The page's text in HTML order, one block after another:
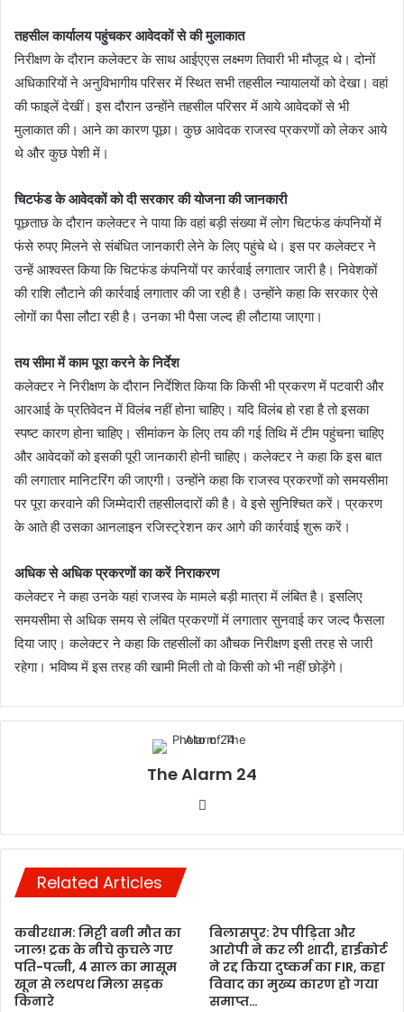
तहसील कार्यालय पहुंचकर आवेदकों से की मुलाकात
निरीक्षण के दौरान कलेक्टर के साथ आईएएस लक्ष्मण तिवारी भी मौजूद थे। दोनों
अधिकारियों ने अनुविभागीय परिसर में स्थित सभी तहसील न्यायालयों को देखा। वहां
की फाइलें देखीं। इस दौरान उन्होंने तहसील परिसर में आये आवेदकों से भी
मुलाकात की। आने का कारण पूछा। कुछ आवेदक राजस्व प्रकरणों को लेकर आये
थे और कुछ पेशी में।
चिटफंड के आवेदकों को दी सरकार की योजना की जानकारी
पूछताछ के दौरान कलेक्टर ने पाया कि वहां बड़ी संख्या में लोग चिटफंड कंपनियों में
फंसे रुपए मिलने से संबंधित जानकारी लेने के लिए पहुंचे थे। इस पर कलेक्टर ने
उन्हें आश्वस्त किया कि चिटफंड कंपनियों पर कार्रवाई लगातार जारी है। निवेशकों
की राशि लौटाने की कार्रवाई लगातार की जा रही है। उन्होंने कहा कि सरकार ऐसे
लोगों का पैसा लौटा रही है। उनका भी पैसा जल्द ही लौटाया जाएगा।
तय सीमा में काम पूरा करने के निर्देश
कलेक्टर ने निरीक्षण के दौरान निर्देशित किया कि किसी भी प्रकरण में पटवारी और
आरआई के प्रतिवेदन में विलंब नहीं होना चाहिए। यदि विलंब हो रहा है तो इसका
स्पष्ट कारण होना चाहिए। सीमांकन के लिए तय की गई तिथि में टीम पहुंचना चाहिए
और आवेदकों को इसकी पूरी जानकारी होनी चाहिए। कलेक्टर ने कहा कि इस बात
की लगातार मानिटरिंग की जाएगी। उन्होंने कहा कि राजस्व प्रकरणों को समयसीमा
पर पूरा करवाने की जिम्मेदारी तहसीलदारों की है। वे इसे सुनिश्चित करें। प्रकरण
के आते ही उसका आनलाइन रजिस्ट्रेशन कर आगे की कार्रवाई शुरू करें।
अधिक से अधिक प्रकरणों का करें निराकरण
कलेक्टर ने कहा उनके यहां राजस्व के मामले बड़ी मात्रा में लंबित है। इसलिए
समयसीमा से अधिक समय से लंबित प्रकरणों में लगातार सुनवाई कर जल्द फैसला
दिया जाए। कलेक्टर ने कहा कि तहसीलों का औचक निरीक्षण इसी तरह से जारी
रहेगा। भविष्य में इस तरह की खामी मिली तो वो किसी को भी नहीं छोड़ेंगे।
The Alarm 24
Website
Related Articles
कबीरधाम: मिट्टी बनी मौत का
जाल! ट्रक के नीचे कुचले गए
पति-पत्नी, 4 साल का मासूम
खून से लथपथ मिला सड़क
किनारे
बिलासपुर: रेप पीड़िता और
आरोपी ने कर ली शादी, हाईकोर्ट
ने रद्द किया दुष्कर्म का FIR, कहा
विवाद का मुख्य कारण हो गया
समाप्त…